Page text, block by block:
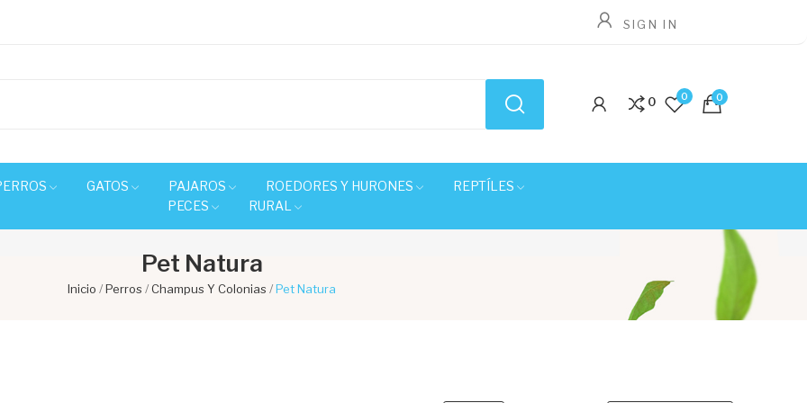
SIGN IN
0 0 0
GATOS PAJAROS ROEDORES Y HURONES
REPTÍLES
PECES
RURAL
Pet Natura
Inicio Perros Champus Y Colonias Pet Natura